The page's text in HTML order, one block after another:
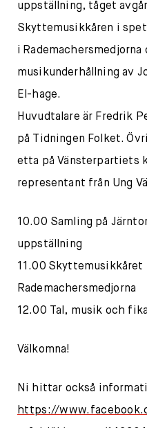
uppställning, tåget
Skyttemusikkåren i
i
musikunderhållning av
El-hage.
Huvudtalare är Fredrik
på Tidningen Folket.
etta på Vänsterpartiets
representant från Ung
10.00 Samling på
uppställning
11.00 Skyttemusikkåret
Rademachersmedjorna
12.00 Tal, musik och fika
Välkomna!
Ni hittar också
https://